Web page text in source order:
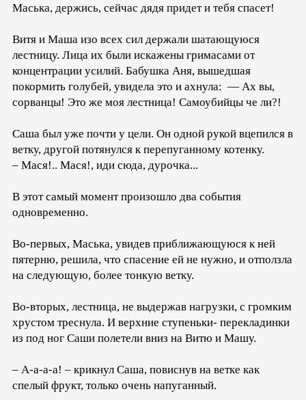
Маська, держись, сейчас дядя придет и тебя спасет!
Витя и Маша изо всех сил держали шатающуюся
лестницу. Лица их были искажены гримасами от
концентрации усилий. Бабушка Аня, вышедшая
покормить голубей, увидела это и ахнула: — Ах вы,
сорванцы! Это же моя лестница! Самоубийцы че ли?!
Саша был уже почти у цели. Он одной рукой вцепился в
ветку, другой потянулся к перепуганному котенку.
– Мася!.. Мася!, иди сюда, дурочка...
В этот самый момент произошло два события
одновременно.
Во-первых, Маська, увидев приближающуюся к ней
пятерню, решила, что спасение ей не нужно, и отползла
на следующую, более тонкую ветку.
Во-вторых, лестница, не выдержав нагрузки, с громким
хрустом треснула. И верхние ступеньки- перекладинки
из под ног Саши полетели вниз на Витю и Машу.
– А-а-а-а! – крикнул Саша, повиснув на ветке как
спелый фрукт, только очень напуганный.